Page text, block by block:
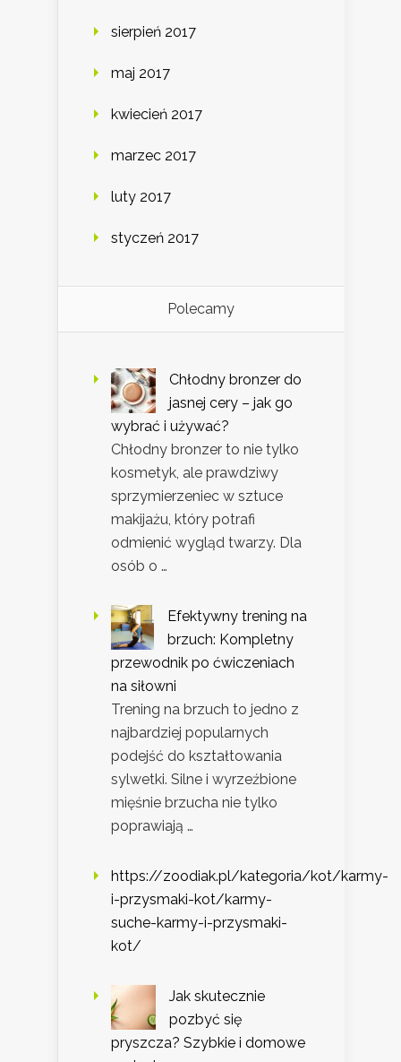
sierpień 2017
maj 2017
kwiecień 2017
marzec 2017
luty 2017
styczeń 2017
Polecamy
Chłodny bronzer do
jasnej cery – jak go
wybrać i używać?
Chłodny bronzer to nie tylko
kosmetyk, ale prawdziwy
sprzymierzeniec w sztuce
makijażu, który potrafi
odmienić wygląd twarzy. Dla
osób o …
Efektywny trening na
brzuch: Kompletny
przewodnik po ćwiczeniach
na siłowni
Trening na brzuch to jedno z
najbardziej popularnych
podejść do kształtowania
sylwetki. Silne i wyrzeźbione
mięśnie brzucha nie tylko
poprawiają …
https://zoodiak.pl/kategoria/kot/karmy-
i-przysmaki-kot/karmy-
suche-karmy-i-przysmaki-
kot/
Jak skutecznie
pozbyć się
pryszcza? Szybkie i domowe